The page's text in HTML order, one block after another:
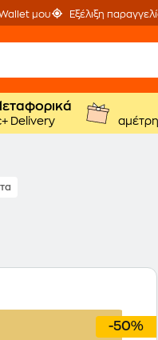
μου Εξέλιξη
Delivery
-50%